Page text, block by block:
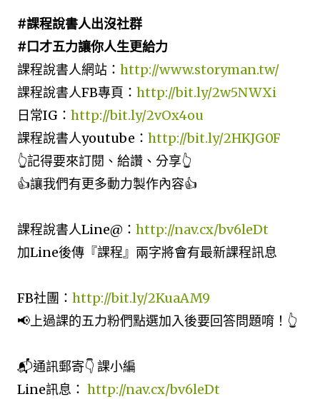
#課程說書人出沒社群
#口才五力讓你人生更給力
課程說書人網站： http://www.storyman.tw/
課程說書人FB專頁： http://bit.ly/2w5NWXi
日常IG： http://bit.ly/2vOx4ou
課程說書人youtube： http://bit.ly/2HKJG0F
👆記得要來訂閱、給讚、分享👆
👍讓我們有更多動力製作內容👍
課程說書人Line@： http://nav.cx/bv6leDt
加Line後傳『課程』兩字將會有最新課程訊息
FB社團： http://bit.ly/2KuaAM9
📢上過課的五力粉們點選加入後要回答問題唷！👆
📬通訊郵寄👇 課小編
Line訊息： http://nav.cx/bv6leDt